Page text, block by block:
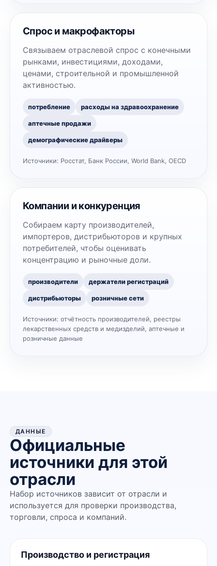
Спрос и макрофакторы
Связываем отраслевой спрос с конечными
рынками, инвестициями, доходами,
ценами, строительной и промышленной
активностью.
потребление расходы на здравоохранение
аптечные продажи
демографические драйверы
Источники: Росстат, Банк России, World Bank, OECD
Компании и конкуренция
Собираем карту производителей,
импортеров, дистрибьюторов и крупных
потребителей, чтобы оценивать
концентрацию и рыночные доли.
производители держатели регистраций
дистрибьюторы розничные сети
Источники: отчётность производителей, реестры
лекарственных средств и медизделий, аптечные и
розничные данные
ДАННЫЕ
Официальные
источники для этой
отрасли
Набор источников зависит от отрасли и
используется для проверки производства,
торговли, спроса и компаний.
Производство и регистрация